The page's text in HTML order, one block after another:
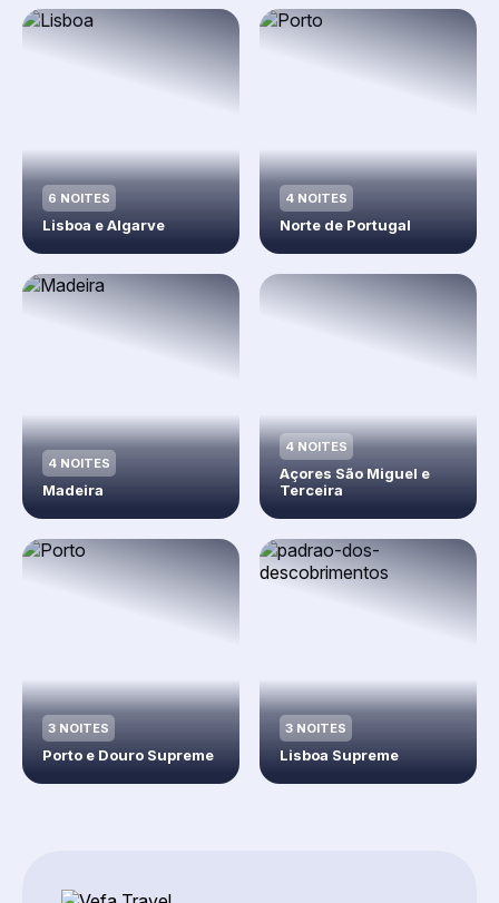
6 NOITES
Lisboa e Algarve
4 NOITES
Norte de Portugal
4 NOITES
Madeira
4 NOITES
Açores São Miguel e
Terceira
3 NOITES
Porto e Douro Supreme
3 NOITES
Lisboa Supreme